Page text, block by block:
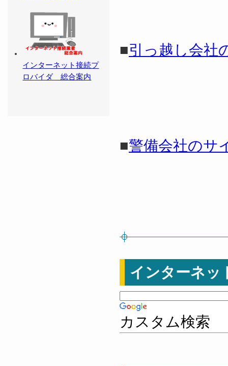
■引っ越し会社
■警備会社のサ
インターネッ
カスタム検索
インターネット接続プ
ロバイダ 総合案内